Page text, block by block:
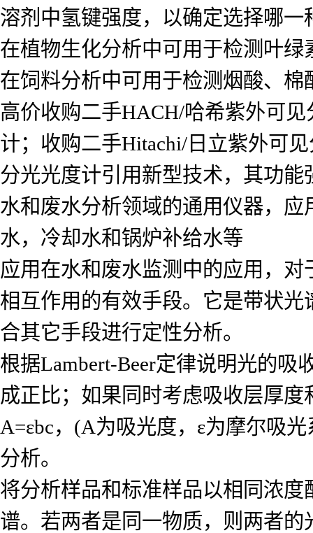
溶剂中氢键强度，以确定选择哪一
在植物生化分析中可用于检测叶
在饲料分析中可用于检测烟酸、棉
高价收购二手HACH/哈希紫外可
计；收购二手Hitachi/日立紫外可
分光光度计引用新型技术，其功
水和废水分析领域的通用仪器，
水，冷却水和锅炉补给水等
应用在水和废水监测中的应用，对
相互作用的有效手段。它是带状
合其它手段进行定性分析。
根据Lambert-Beer定律说明光的
成正比；如果同时考虑吸收层厚
A=εbc，(A为吸光度，ε为摩尔吸
分析。
将分析样品和标准样品以相同浓
谱。若两者是同一物质，则两者